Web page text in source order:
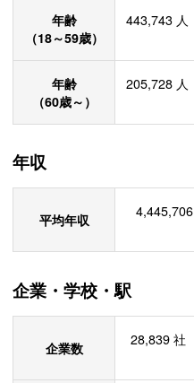
年齢
（18～59歳）
443,743 人
年齢
（60歳～）
205,728 人
年収
平均年収 4,445,706
企業・学校・駅
企業数 28,839 社